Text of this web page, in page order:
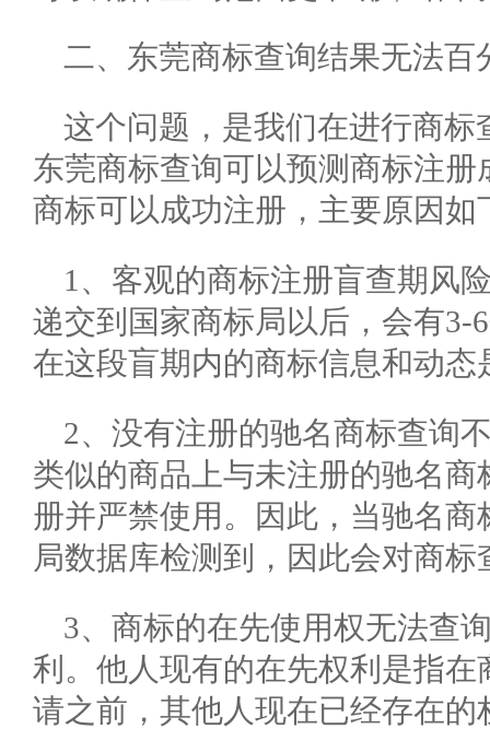
二、东莞商标查询结果无法
这个问题，是我们在进行商
东莞商标查询可以预测商标注
商标可以成功注册，主要原因如
1、客观的商标注册盲查期风
递交到国家商标局以后，会有3-
在这段盲期内的商标信息和动
2、没有注册的驰名商标查询
类似的商品上与未注册的驰名
册并严禁使用。因此，当驰名
局数据库检测到，因此会对商
3、商标的在先使用权无法查
利。他人现有的在先权利是指
请之前，其他人现在已经存在